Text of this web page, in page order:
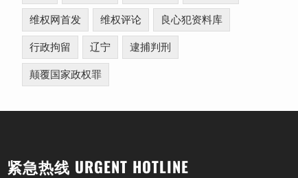
维权网首发 维权评论 良心犯资料库
行政拘留 辽宁 逮捕判刑
颠覆国家政权罪
紧急热线 URGENT HOTLINE